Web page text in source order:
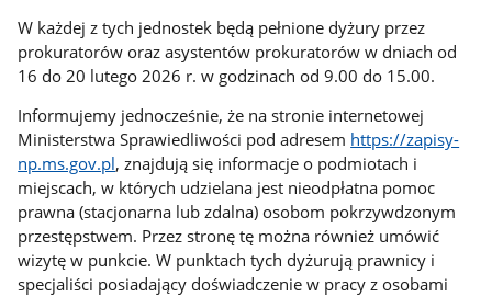
W każdej z tych jednostek będą pełnione dyżury przez
prokuratorów oraz asystentów prokuratorów w dniach od
16 do 20 lutego 2026 r. w godzinach od 9.00 do 15.00.
Informujemy jednocześnie, że na stronie internetowej
Ministerstwa Sprawiedliwości pod adresem https://zapisy-
np.ms.gov.pl, znajdują się informacje o podmiotach i
miejscach, w których udzielana jest nieodpłatna pomoc
prawna (stacjonarna lub zdalna) osobom pokrzywdzonym
przestępstwem. Przez stronę tę można również umówić
wizytę w punkcie. W punktach tych dyżurują prawnicy i
specjaliści posiadający doświadczenie w pracy z osobami